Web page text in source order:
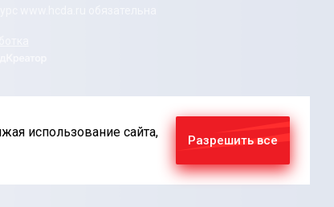
использование сайта,
Разрешить все